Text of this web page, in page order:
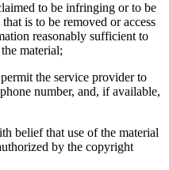
to be infringing or to be
is to be removed or access
reasonably sufficient to
material;
the service provider to
number, and, if available,
belief that use of the material
by the copyright